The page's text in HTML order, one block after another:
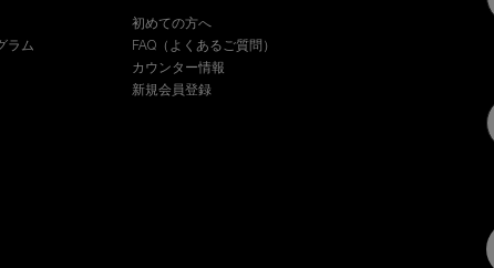
ラム
初めての方へ
FAQ（よくあるご質問）
カウンター情報
新規会員登録